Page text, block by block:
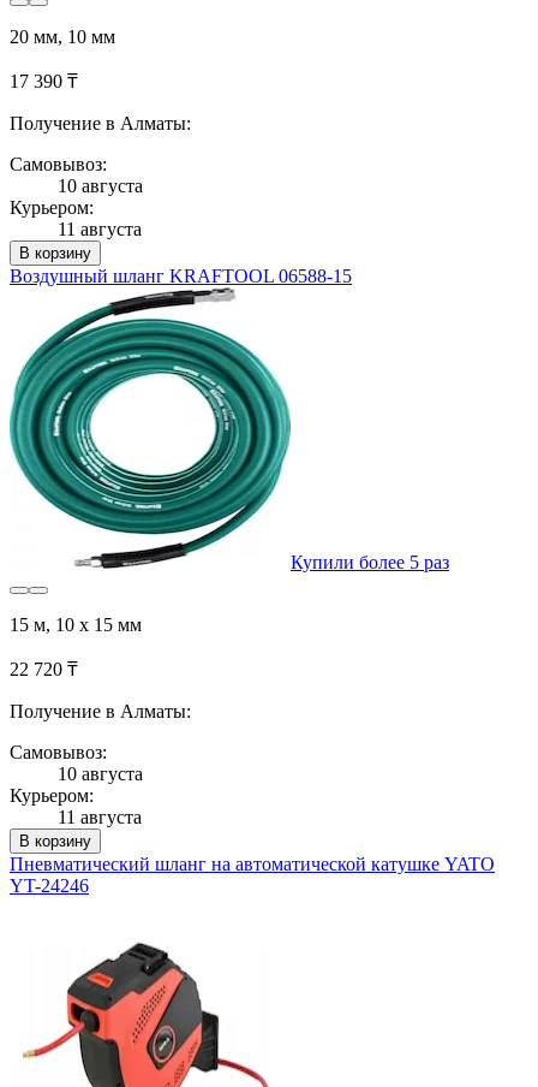
20 мм, 10 мм
17 390 ₸
Получение в Алматы:
Самовывоз:
10 августа
Курьером:
11 августа
В корзину
Воздушный шланг KRAFTOOL 06588-15
Купили более 5 раз
15 м, 10 x 15 мм
22 720 ₸
Получение в Алматы:
Самовывоз:
10 августа
Курьером:
11 августа
В корзину
Пневматический шланг на автоматической катушке YATO
YT-24246